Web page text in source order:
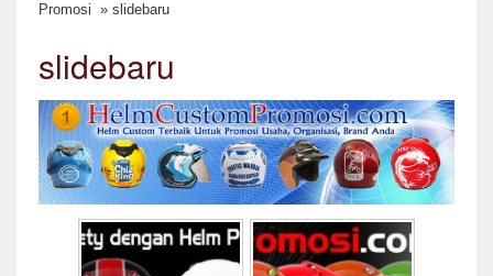
Promosi » slidebaru
slidebaru